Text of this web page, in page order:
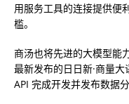
用服务工具的连接提供便
槛。
商汤也将先进的大模型能
最新发布的⽇⽇新·商量
API 完成开发并发布数据